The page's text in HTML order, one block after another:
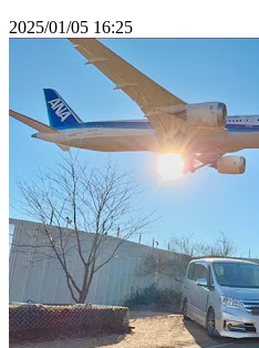
2025/01/05 16:25